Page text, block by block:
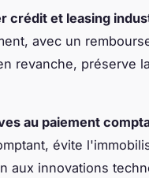
crédit et leasing
avec un
revanche, préserve
au paiement
évite
aux innovations